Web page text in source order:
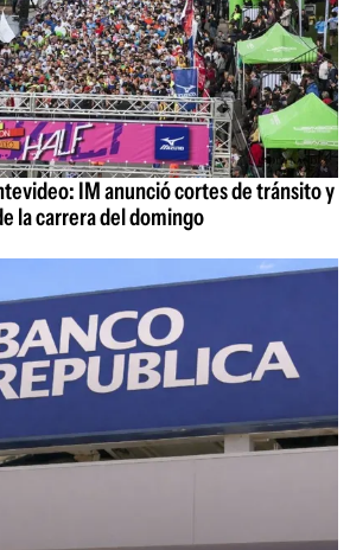
IM anunció cortes de tránsito y
la carrera del domingo